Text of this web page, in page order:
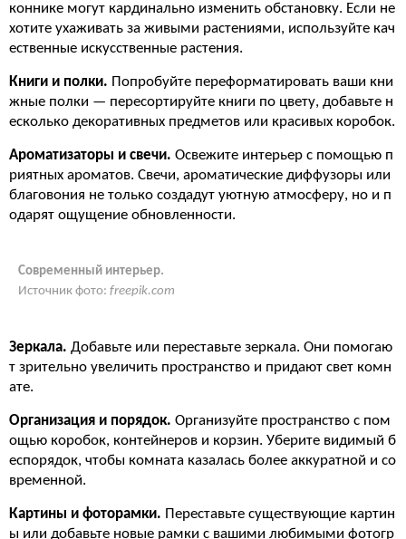
коннике могут кардинально изменить обстановку. Если не
хотите ухаживать за живыми растениями, используйте кач
ественные искусственные растения.
Книги и полки. Попробуйте переформатировать ваши кни
жные полки — пересортируйте книги по цвету, добавьте н
есколько декоративных предметов или красивых коробок.
Ароматизаторы и свечи. Освежите интерьер с помощью п
риятных ароматов. Свечи, ароматические диффузоры или
благовония не только создадут уютную атмосферу, но и п
одарят ощущение обновленности.
Современный интерьер.
Источник фото: freepik.com
Зеркала. Добавьте или переставьте зеркала. Они помогаю
т зрительно увеличить пространство и придают свет комн
ате.
Организация и порядок. Организуйте пространство с пом
ощью коробок, контейнеров и корзин. Уберите видимый б
еспорядок, чтобы комната казалась более аккуратной и со
временной.
Картины и фоторамки. Переставьте существующие картин
ы или добавьте новые рамки с вашими любимыми фотогр